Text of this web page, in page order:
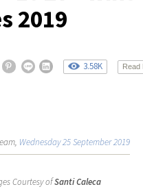
2019
3.58K Read
Wednesday 25 September 2019
Courtesy ofSanti Caleca